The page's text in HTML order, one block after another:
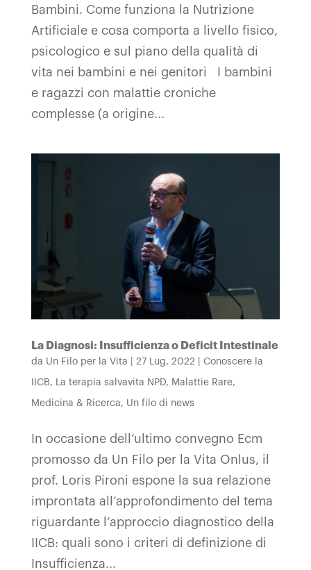
Bambini. Come funziona la Nutrizione
Artificiale e cosa comporta a livello fisico,
psicologico e sul piano della qualità di
vita nei bambini e nei genitori I bambini
e ragazzi con malattie croniche
complesse (a origine...
La Diagnosi: Insufficienza o Deficit Intestinale
da Un Filo per la Vita 27 Lug, 2022 Conoscere la
IICB, La terapia salvavita NPD, Malattie Rare,
Medicina & Ricerca, Un filo di news
In occasione dell’ultimo convegno Ecm
promosso da Un Filo per la Vita Onlus, il
prof. Loris Pironi espone la sua relazione
improntata all’approfondimento del tema
riguardante l’approccio diagnostico della
IICB: quali sono i criteri di definizione di
Insufficienza...